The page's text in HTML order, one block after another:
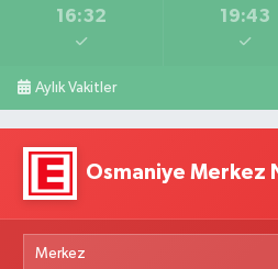
16:32 19:43
Aylık Vakitler
Osmaniye Merkez